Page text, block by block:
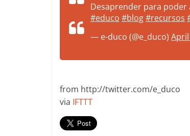
Desaprender para poder
#educo #blog#recursos
— e-duco (@e_duco) April
from http://twitter.com/e_duco
via IFTTT